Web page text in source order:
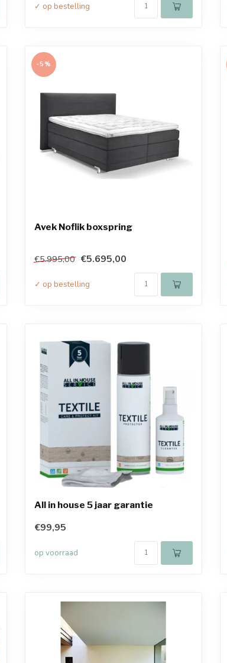
✓ op bestelling
-5%
Avek Noflik boxspring
€5.995,00 €5.695,00
✓ op bestelling
All in house 5 jaar garantie
€99,95
op voorraad